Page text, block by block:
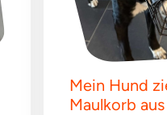
Mein Hund
Maulkorb